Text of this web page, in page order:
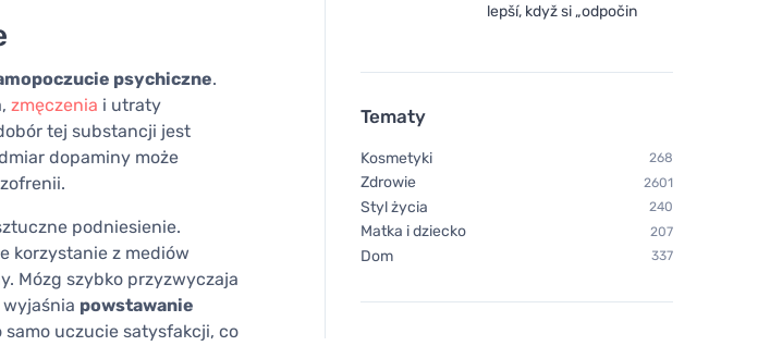
psychiczne.
zmęczenia i utraty
tej substancji jest
dopaminy może
podniesienie.
korzystanie z mediów
Mózg szybko przyzwyczaja
powstawanie
samo uczucie satysfakcji, co
lepší, když si „odpočin
Tematy
Kosmetyki 268
Zdrowie 2601
Styl życia 240
Matka i dziecko 207
Dom 337